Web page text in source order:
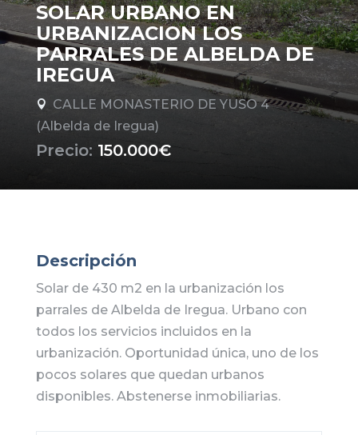
SOLAR URBANO EN
URBANIZACION LOS
PARRALES DE ALBELDA DE
IREGUA

CALLE MONASTERIO DE YUSO 4
(Albelda de Iregua)
Precio: 150.000€
Descripción
Solar de 430 m2 en la urbanización los
parrales de Albelda de Iregua. Urbano con
todos los servicios incluidos en la
urbanización. Oportunidad única, uno de los
pocos solares que quedan urbanos
disponibles. Abstenerse inmobiliarias.